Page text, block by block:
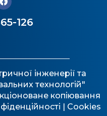
126
інженерії та
технологій"
копіювання
| Cookies